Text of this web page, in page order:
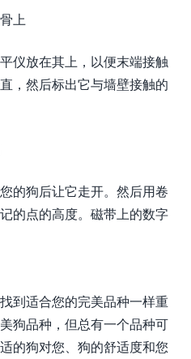
上
仪放在其上，以便末端接触
，然后标出它与墙壁接触的
的狗后让它走开。然后用卷
的点的高度。磁带上的数字
到适合您的完美品种一样重
狗品种，但总有一个品种可
的狗对您、狗的舒适度和您